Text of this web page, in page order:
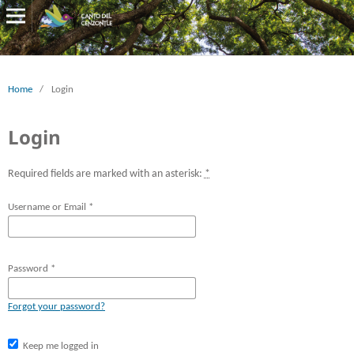
Home / Login
Login
Required fields are marked with an asterisk: *
Username or Email *
Password *
Forgot your password?
Keep me logged in